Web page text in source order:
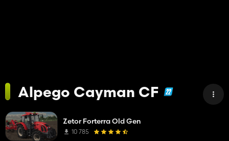
Alpego Cayman CF
Zetor Forterra Old Gen
10 785